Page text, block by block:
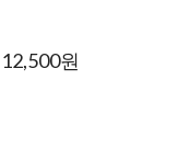
12,500원